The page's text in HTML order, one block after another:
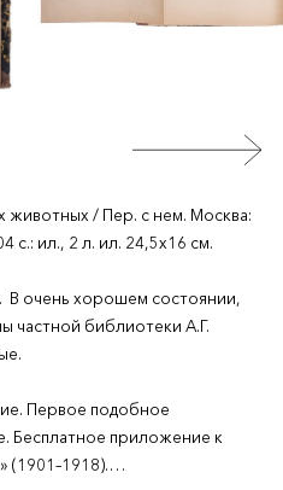
животных / Пер. с нем. Москва:
с.: ил., 2 л. ил. 24,5х16 см.
В очень хорошем состоянии,
частной библиотеки А.Г.
Первое подобное
Бесплатное приложение к
(1901–1918).